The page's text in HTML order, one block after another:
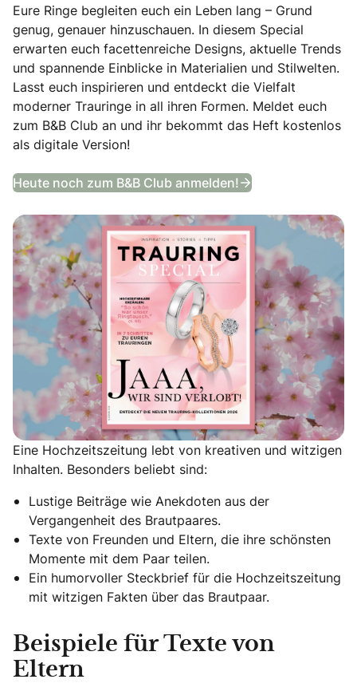
Eure Ringe begleiten euch ein Leben lang – Grund
genug, genauer hinzuschauen. In diesem Special
erwarten euch facettenreiche Designs, aktuelle Trends
und spannende Einblicke in Materialien und Stilwelten.
Lasst euch inspirieren und entdeckt die Vielfalt
moderner Trauringe in all ihren Formen. Meldet euch
zum B&B Club an und ihr bekommt das Heft kostenlos
als digitale Version!
Heute noch zum B&B Club anmelden! Trauring Special
Eine Hochzeitszeitung lebt von kreativen und witzigen
Inhalten. Besonders beliebt sind:
Lustige Beiträge wie Anekdoten aus der
Vergangenheit des Brautpaares.
Texte von Freunden und Eltern, die ihre schönsten
Momente mit dem Paar teilen.
Ein humorvoller Steckbrief für die Hochzeitszeitung
mit witzigen Fakten über das Brautpaar.
Beispiele für Texte von
Eltern